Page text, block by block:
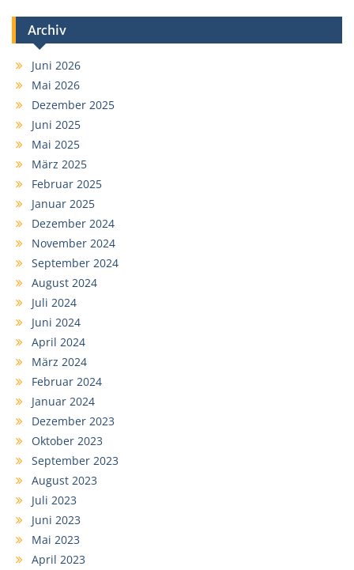
Archiv
Juni 2026
Mai 2026
Dezember 2025
Juni 2025
Mai 2025
März 2025
Februar 2025
Januar 2025
Dezember 2024
November 2024
September 2024
August 2024
Juli 2024
Juni 2024
April 2024
März 2024
Februar 2024
Januar 2024
Dezember 2023
Oktober 2023
September 2023
August 2023
Juli 2023
Juni 2023
Mai 2023
April 2023